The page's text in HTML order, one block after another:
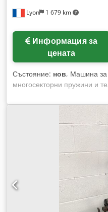
Lyon 1 679 km
Информация за
цената
Състояние: нов, Машина за
многосекторни пружини и
6,5 мм, оборудвана с до 16
телта, индивидуално
управление на външния
усъвършенствани функции.
производството на двойни
стопанство, но не само –
изработка на широка гама
опънати пружини, както и
Dksdpfx Asi Ik Ayjlisr